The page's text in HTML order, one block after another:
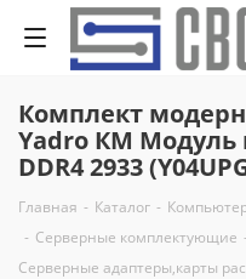
Комплект
Yadro КМ Модуль
DDR4 2933
Главная - Каталог -
- Серверные комплектующие -
Серверные адаптеры,карты